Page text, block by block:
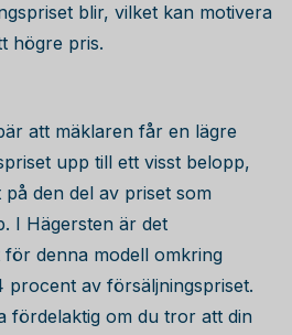
blir, vilket kan motivera
högre pris.
att mäklaren får en lägre
upp till ett visst belopp,
den del av priset som
I Hägersten är det
denna modell omkring
procent av försäljningspriset.
fördelaktig om du tror att din